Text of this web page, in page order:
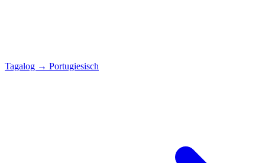
Tagalog → Portugiesisch